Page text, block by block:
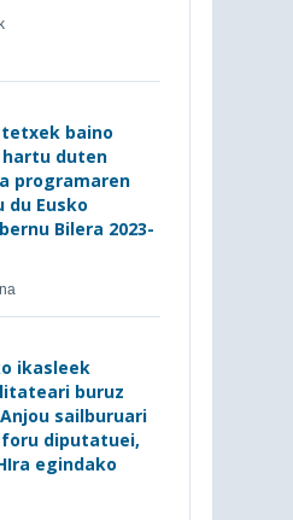
baino
duten
programaren
du Eusko
Bilera 2023-
ikasleek
buruz
sailburuari
diputatuei,
egindako